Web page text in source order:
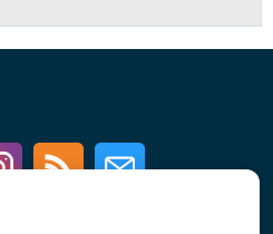
InstagramRSS Newsletter